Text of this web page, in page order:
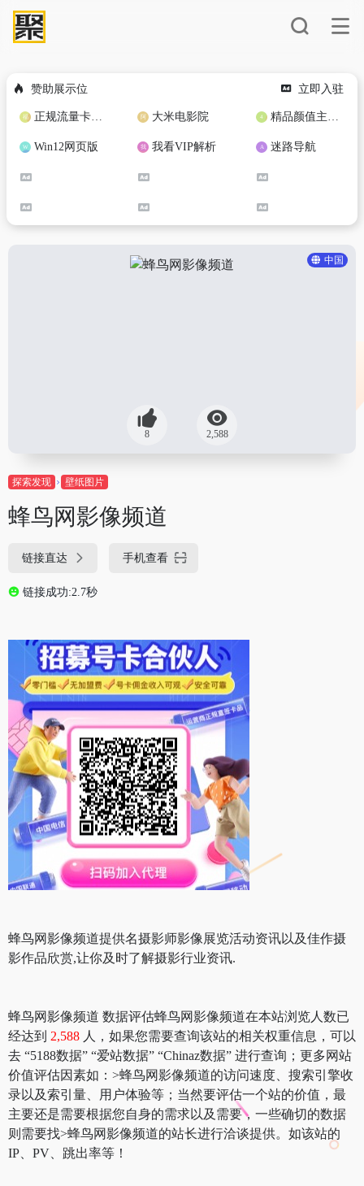
赞助展示位 立即入驻
正规流量卡免费加盟合作 大米电影院 精品颜值主播定制
Win12网页版 我看VIP解析 迷路导航
中国
8 2,588
探索发现 壁纸图片
蜂鸟网影像频道
链接直达 手机查看
链接成功:2.7秒
蜂鸟网影像频道提供名摄影师影像展览活动资讯以及佳作摄
影作品欣赏,让你及时了解摄影行业资讯.
蜂鸟网影像频道 数据评估蜂鸟网影像频道在本站浏览人数已
经达到 2,588 人，如果您需要查询该站的相关权重信息，可以
去 “5188数据” “爱站数据” “Chinaz数据” 进行查询；更多网站
价值评估因素如：>蜂鸟网影像频道的访问速度、搜索引擎收
录以及索引量、用户体验等；当然要评估一个站的价值，最
主要还是需要根据您自身的需求以及需要，一些确切的数据
则需要找>蜂鸟网影像频道的站长进行洽谈提供。如该站的
IP、PV、跳出率等！